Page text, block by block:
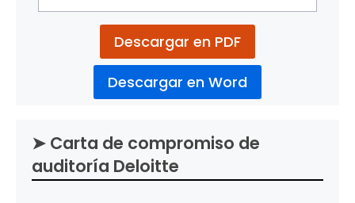
Descargar en PDF
Descargar en Word
➤ Carta de compromiso de
auditoría Deloitte